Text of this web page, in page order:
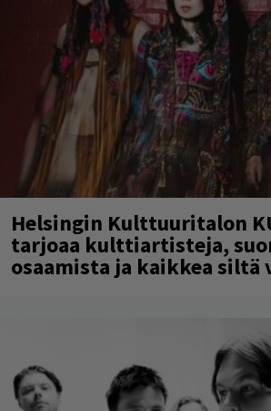
Helsingin Kulttuuritalon
tarjoaa kulttiartisteja,
osaamista ja kaikkea siltä